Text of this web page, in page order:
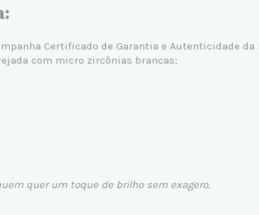
Certificado de Garantia e Autenticidade da
com micro zircônias brancas;
quer um toque de brilho sem exagero.